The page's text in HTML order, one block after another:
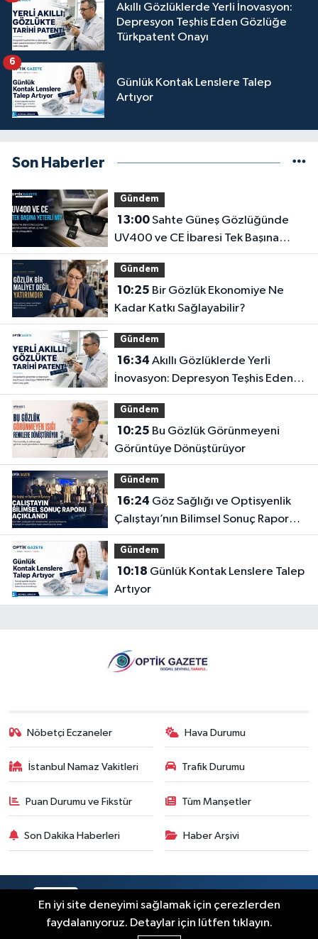
Akıllı Gözlüklerde Yerli İnovasyon:
Depresyon Teşhis Eden Gözlüğe
Türkpatent Onayı
Günlük Kontak Lenslere Talep
Artıyor
6
Son Haberler
Gündem
13:00Sahte Güneş Gözlüğünde
UV400 ve CE İbaresi Tek Başına
Yeterli mi?
Gündem
10:25
Kadar Katkı Sağlayabilir?
Gündem
16:34
İnovasyon: Depresyon Teşhis Eden
Gözlüğe Türkpatent Onayı
Gündem
10:25
Görüntüye Dönüştürüyor
Gündem
16:24
Çalıştayı’nın Bilimsel Sonuç Raporu
Açıklandı
Gündem
10:18
Artıyor
Nöbetçi Eczaneler Hava Durumu
İstanbul Namaz Vakitleri Trafik Durumu
Puan Durumu ve Fikstür Tüm Manşetler
Son Dakika Haberleri Haber Arşivi
En iyi site deneyimi sağlamak için çerezlerden
faydalanıyoruz. Detaylar için lütfen tıklayın.